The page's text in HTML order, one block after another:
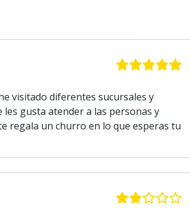
visitado diferentes sucursales y
gusta atender a las personas y
regala un churro en lo que esperas tu